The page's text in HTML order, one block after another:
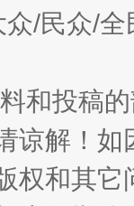
/民众/
和投稿
谅解！
权和其它